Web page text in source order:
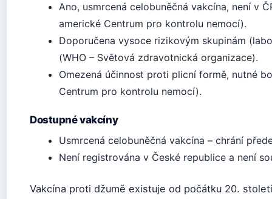
Ano, usmrcená celobuněčná vakcína, není v
americké Centrum pro kontrolu nemocí).
Doporučena vysoce rizikovým skupinám
(WHO – Světová zdravotnická organizace).
Omezená účinnost proti plicní formě, nutné
Centrum pro kontrolu nemocí).
Dostupné vakcíny
Usmrcená celobuněčná vakcína – chrání
Není registrována v České republice a není
Vakcína proti džumě existuje od počátku 20.